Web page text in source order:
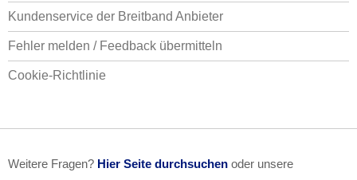
Kundenservice der Breitband Anbieter
Fehler melden / Feedback übermitteln
Cookie-Richtlinie
Weitere Fragen? Hier Seite durchsuchen oder unsere